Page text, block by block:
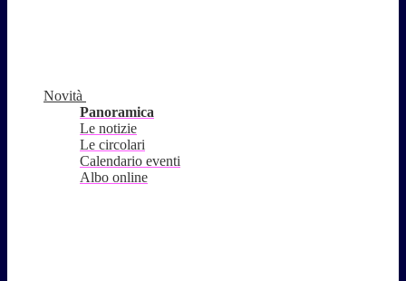
Novità
Panoramica
Le notizie
Le circolari
Calendario eventi
Albo online